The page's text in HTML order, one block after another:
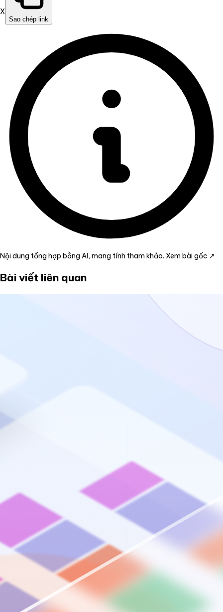
X
Sao chép link
Nội dung tổng hợp bằng AI, mang tính tham khảo. Xem bài gốc ↗
Bài viết liên quan